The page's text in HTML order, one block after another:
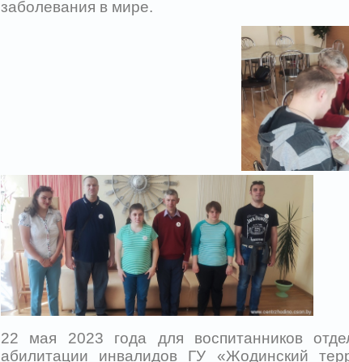
заболевания в мире.
22 мая 2023 года для воспитанников
абилитации инвалидов ГУ «Жодинский